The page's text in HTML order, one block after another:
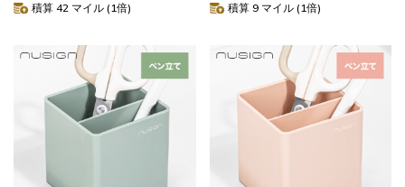
積算 42 マイル (1倍) 積算 9 マイル (1倍)